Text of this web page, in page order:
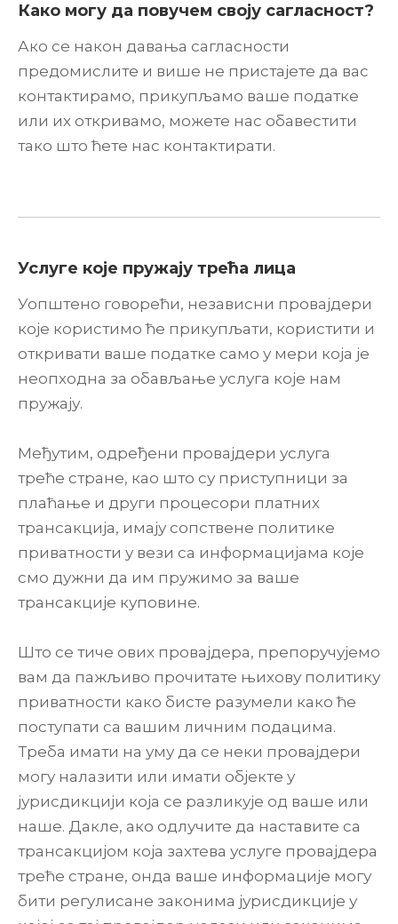
Како могу да повучем своју сагласност?
Ако се након давања сагласности
предомислите и више не пристајете да вас
контактирамо, прикупљамо ваше податке
или их откривамо, можете нас обавестити
тако што ћете нас контактирати.
Услуге које пружају трећа лица
Уопштено говорећи, независни провајдери
које користимо ће прикупљати, користити и
откривати ваше податке само у мери која је
неопходна за обављање услуга које нам
пружају.
Међутим, одређени провајдери услуга
треће стране, као што су приступници за
плаћање и други процесори платних
трансакција, имају сопствене политике
приватности у вези са информацијама које
смо дужни да им пружимо за ваше
трансакције куповине.
Што се тиче ових провајдера, препоручујемо
вам да пажљиво прочитате њихову политику
приватности како бисте разумели како ће
поступати са вашим личним подацима.
Треба имати на уму да се неки провајдери
могу налазити или имати објекте у
јурисдикцији која се разликује од ваше или
наше. Дакле, ако одлучите да наставите са
трансакцијом која захтева услуге провајдера
треће стране, онда ваше информације могу
бити регулисане законима јурисдикције у